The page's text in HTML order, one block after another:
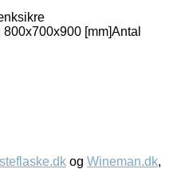
[mm]Antal
og Wineman.dk,